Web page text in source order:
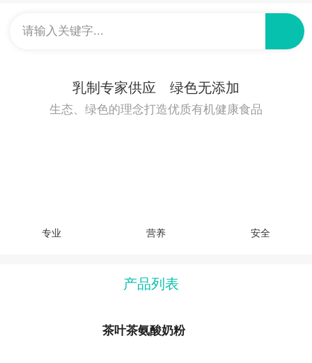
请输入关键字...
乳制专家供应 绿色无添加
生态、绿色的理念打造优质有机健康食品
专业 营养 安全
产品列表
茶叶茶氨酸奶粉